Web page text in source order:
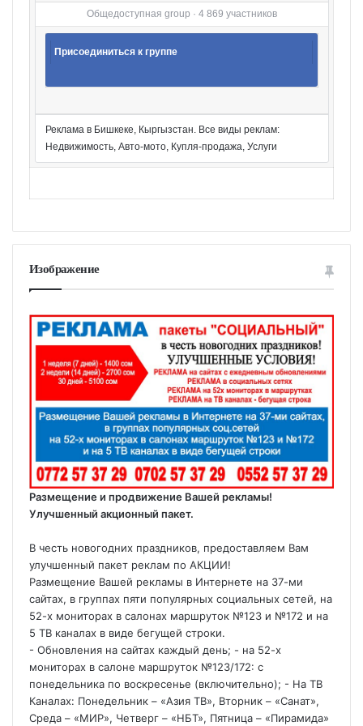
Общедоступная group · 4 869 участников
Присоединиться к группе
Реклама в Бишкеке, Кыргызстан. Все виды реклам:
Недвижимость, Авто-мото, Купля-продажа, Услуги
Изображение
Размещение и продвижение Вашей рекламы!
Улучшенный акционный пакет.
В честь новогодних праздников, предоставляем Вам
улучшенный пакет реклам по АКЦИИ!
Размещение Вашей рекламы в Интернете на 37-ми
сайтах, в группах пяти популярных социальных сетей, на
52-х мониторах в салонах маршруток №123 и №172 и на
5 ТВ каналах в виде бегущей строки.
- Обновления на сайтах каждый день; - на 52-х
мониторах в салоне маршруток №123/172: с
понедельника по воскресенье (включительно); - На ТВ
Каналах: Понедельник – «Азия ТВ», Вторник – «Санат»,
Среда – «МИР», Четверг – «НБТ», Пятница – «Пирамида»